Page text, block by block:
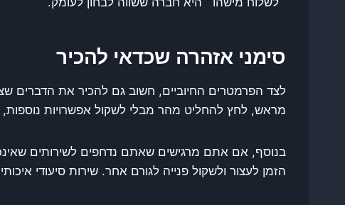
סימני אזהרה שכדאי להכיר
לצד הפרמטרים החיוביים, חשוב גם להכיר את הדברים
מראש, לחץ להחליט מהר מבלי לשקול אפשרויות נוספות,
בנוסף, אם אתם מרגישים שאתם נדחפים לשירותים
הזמן לעצור ולשקול פנייה לגורם אחר. שירות סיעודי